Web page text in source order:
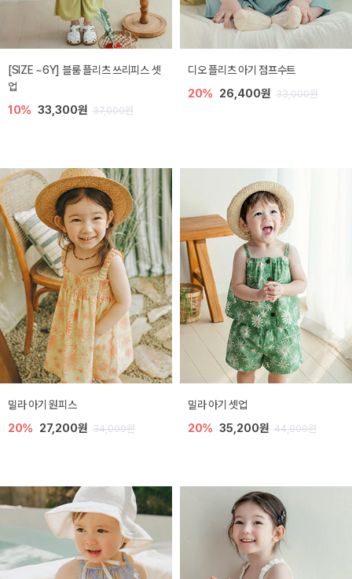
[SIZE ~6Y] 블룸 플리츠 쓰리피스 셋
업
10% 33,300원 37,000원
디오 플리츠 아기 점프수트
20% 26,400원 33,000원
밀라 아기 원피스
20% 27,200원 34,000원
밀라 아기 셋업
20% 35,200원 44,000원